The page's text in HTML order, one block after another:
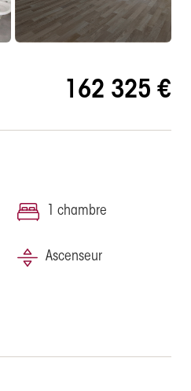
162 325 €
1 chambre
Ascenseur